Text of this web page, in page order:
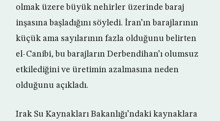
olmak üzere büyük nehirler üzerinde baraj
inşasına başladığını söyledi. İran’ın barajlarının
küçük ama sayılarının fazla olduğunu belirten
el-Canibi, bu barajların Derbendihan’ı olumsuz
etkilediğini ve üretimin azalmasına neden
olduğunu açıkladı.
Irak Su Kaynakları Bakanlığı’ndaki kaynaklara